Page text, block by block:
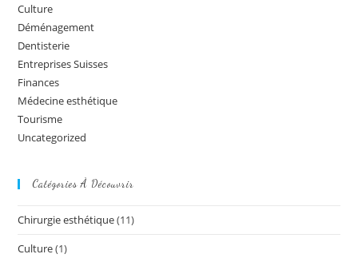
Culture
Déménagement
Dentisterie
Entreprises Suisses
Finances
Médecine esthétique
Tourisme
Uncategorized
Catégories À Découvrir
Chirurgie esthétique(11)
Culture(1)